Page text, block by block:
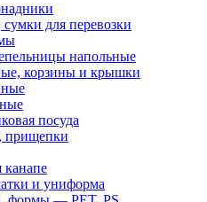
для перевозки
напольные
корзины и крышки
посуда
прищепки
и униформа